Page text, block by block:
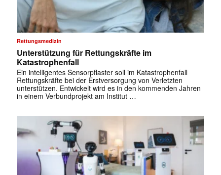
Rettungsmedizin
Unterstützung für Rettungskräfte im
Katastrophenfall
Ein intelligentes Sensorpflaster soll im Katastrophenfall
Rettungskräfte bei der Erstversorgung von Verletzten
unterstützen. Entwickelt wird es in den kommenden Jahren
in einem Verbundprojekt am Institut …